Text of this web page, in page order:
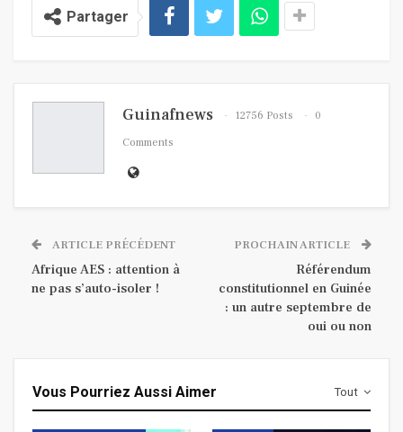
Partager
Guinafnews 12756 Posts
0
Comments
ARTICLE PRÉCÉDENT
Afrique AES : attention à
ne pas s’auto-isoler !
PROCHAIN ARTICLE
Référendum
constitutionnel en Guinée
: un autre septembre de
oui ou non
Tout
Vous Pourriez Aussi Aimer